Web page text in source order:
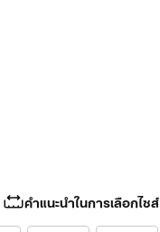
คำแนะนำในการเลือกไซส์